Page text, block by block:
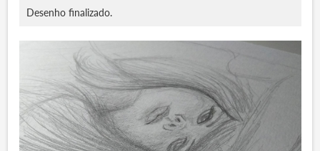
Desenho finalizado.